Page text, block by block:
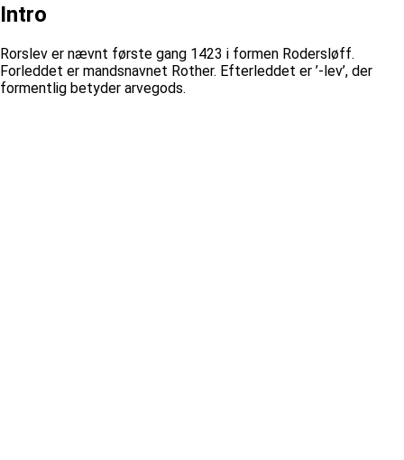
Intro
Rorslev er nævnt første gang 1423 i formen Rodersløff.
Forleddet er mandsnavnet Rother. Efterleddet er ’-lev’, der
formentlig betyder arvegods.